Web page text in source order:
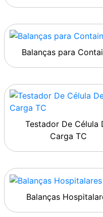
Balanças para
Testador De Célula
Carga TC
Balanças